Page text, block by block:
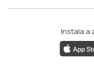
Instala a